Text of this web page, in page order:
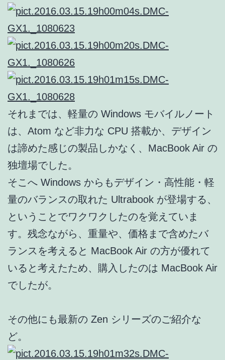
それまでは、軽量の Windows モバイルノート
は、Atom など非力な CPU 搭載か、デザイン
は諦めた感じの製品しかなく、MacBook Air の
独壇場でした。
そこへ Windows からもデザイン・高性能・軽
量のバランスの取れた Ultrabook が登場する、
ということでワクワクしたのを覚えていま
す。残念ながら、重量や、価格まで含めたバ
ランスを考えると MacBook Air の方が優れて
いると考えたため、購入したのは MacBook Air
でしたが。
その他にも最新の Zen シリーズのご紹介な
ど。